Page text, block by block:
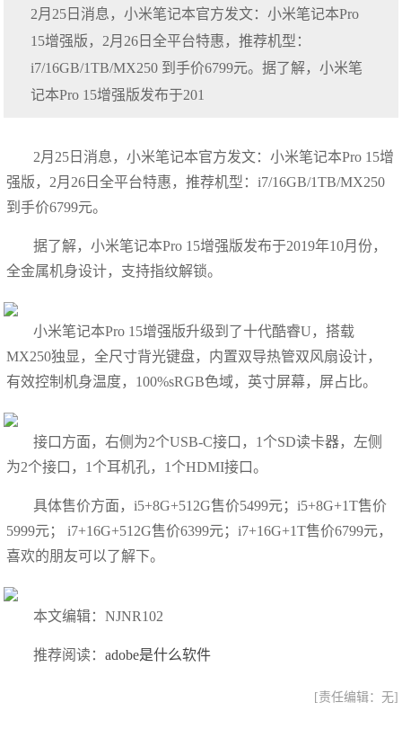
2月25日消息，小米笔记本官方发文：小米笔记本Pro
15增强版，2月26日全平台特惠，推荐机型：
i7/16GB/1TB/MX250 到手价6799元。据了解，小米笔
记本Pro 15增强版发布于201
2月25日消息，小米笔记本官方发文：小米笔记本Pro 15增
强版，2月26日全平台特惠，推荐机型：i7/16GB/1TB/MX250
到手价6799元。
据了解，小米笔记本Pro 15增强版发布于2019年10月份，
全金属机身设计，支持指纹解锁。
小米笔记本Pro 15增强版升级到了十代酷睿U，搭载
MX250独显，全尺寸背光键盘，内置双导热管双风扇设计，
有效控制机身温度，100%sRGB色域，英寸屏幕，屏占比。
接口方面，右侧为2个USB-C接口，1个SD读卡器，左侧
为2个接口，1个耳机孔，1个HDMI接口。
具体售价方面，i5+8G+512G售价5499元；i5+8G+1T售价
5999元； i7+16G+512G售价6399元；i7+16G+1T售价6799元，
喜欢的朋友可以了解下。
本文编辑：NJNR102
推荐阅读：adobe是什么软件
[责任编辑：无]